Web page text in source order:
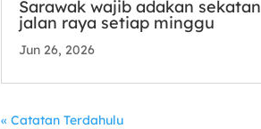
Sarawak wajib adakan sekatan
jalan raya setiap minggu
Jun 26, 2026
« Catatan Terdahulu